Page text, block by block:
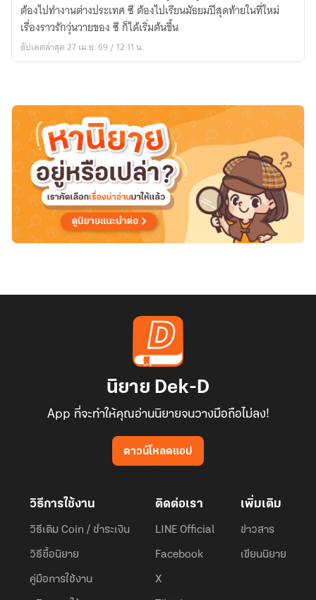
มัธยม
ปี
สุดท้าย
ต้องไปทำงานต่างประเทศ ซี ต้องไปเรียนมัธยมปีสุดท้ายในที่ใหม่
เรื่องราวรักวุ่นวายของ ซี ก็ได้เริ่มต้นขึ้น
อัปเดตล่าสุด 27 เม.ย. 69 / 12:11 น.
นิยาย Dek-D
App ที่จะทำให้คุณอ่านนิยายจนวางมือถือไม่ลง!
ดาวน์โหลดแอป
วิธีการใช้งาน
วิธีเติม Coin / ชำระเงิน
วิธีซื้อนิยาย
คู่มือการใช้งาน
ติดต่อเรา
LINE Official
Facebook
X
เพิ่มเติม
ข่าวสาร
เขียนนิยาย